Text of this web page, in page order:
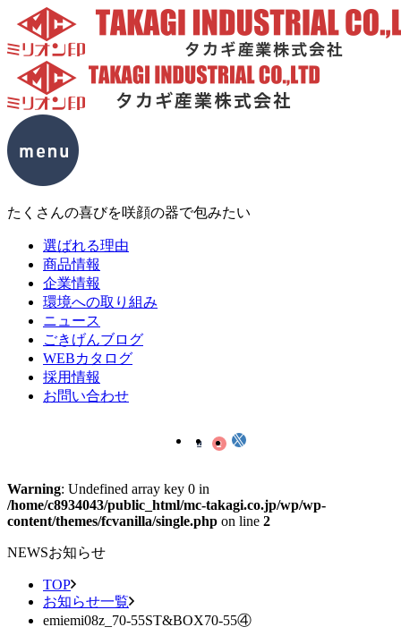
たくさんの喜びを咲顔の器で包みたい
選ばれる理由
商品情報
企業情報
環境への取り組み
ニュース
ごきげんブログ
WEBカタログ
採用情報
お問い合わせ
Warning: Undefined array key 0 in
/home/c8934043/public_html/mc-takagi.co.jp/wp/wp-
content/themes/fcvanilla/single.php on line 2
NEWSお知らせ
TOP
お知らせ一覧
emiemi08z_70-55ST&BOX70-55④